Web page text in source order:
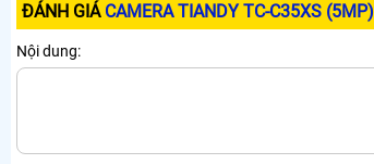
ĐÁNH GIÁ CAMERA TIANDY TC-C35XS (5MP)
Nội dung: